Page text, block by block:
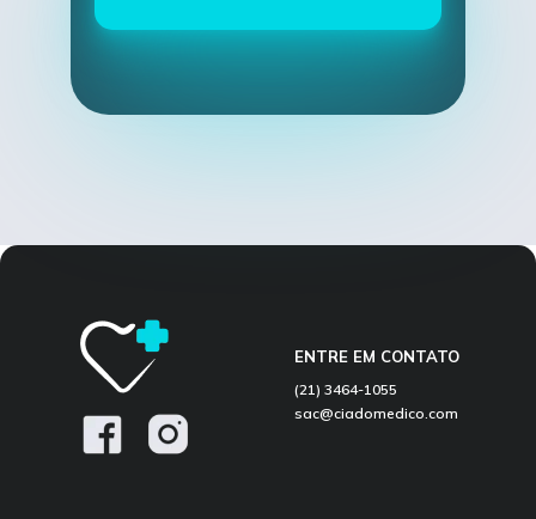
ENTRE EM CONTATO
(21) 3464-1055
sac@ciadomedico.com